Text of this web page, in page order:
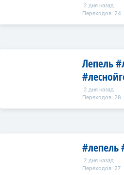
2 дня назад
Переходов: 24
Лепель
2 дня назад
Переходов: 28
#лепель
2 дня назад
Переходов: 27